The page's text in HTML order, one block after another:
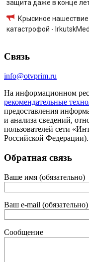
защита даже в конце
Крысиное
катастрофой -
Связь
info@otvprim.ru
На информационном
рекомендательные
предоставления
и анализа сведений,
пользователей сети
Российской Федерации).
Обратная связь
Ваше имя (обязательно)
Ваш e-mail (обязательно)
Сообщение